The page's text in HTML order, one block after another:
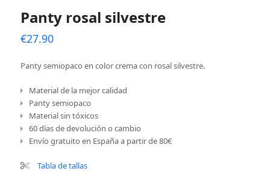
Panty rosal silvestre
€27.90
Panty semiopaco en color crema con rosal silvestre.
Material de la mejor calidad
Panty semiopaco
Material sin tóxicos
60 días de devolución o cambio
Envío gratuito en España a partir de 80€
Tabla de tallas